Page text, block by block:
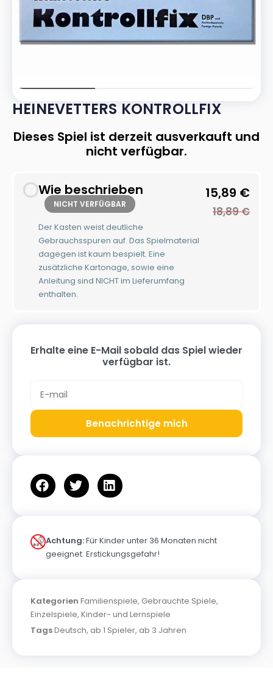
HEINEVETTERS KONTROLLFIX
Dieses Spiel ist derzeit ausverkauft und
nicht verfügbar.
Wie beschrieben
NICHT VERFÜGBAR
Der Kasten weist deutliche
Gebrauchsspuren auf. Das Spielmaterial
dagegen ist kaum bespielt. Eine
zusätzliche Kartonage, sowie eine
Anleitung sind NICHT im Lieferumfang
enthalten.
15,89 €
18,89€
Erhalte eine E-Mail sobald das Spiel wieder
verfügbar ist.
Benachrichtige mich
Achtung:Für Kinder unter 36 Monaten nicht
geeignet. Erstickungsgefahr!
Kategorien Familienspiele, Gebrauchte Spiele,
Einzelspiele, Kinder- und Lernspiele
TagsDeutsch, ab 1 Spieler, ab 3 Jahren